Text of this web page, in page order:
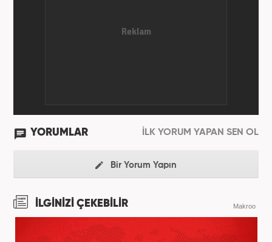
YORUMLAR İLK YORUM YAPAN SEN OL
Bir Yorum Yapın
İLGİNİZİ ÇEKEBİLİR Makroo